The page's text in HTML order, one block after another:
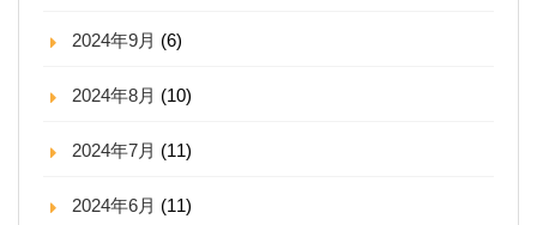
2024年9月 (6)
2024年8月 (10)
2024年7月 (11)
2024年6月 (11)